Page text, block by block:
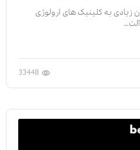
زیادی به کلینیک های ارولوژی
33448